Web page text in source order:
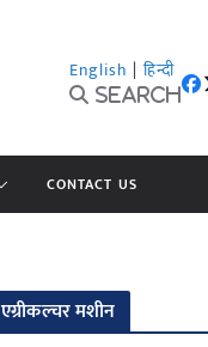
English | हिन्दी
Search
CONTACT US
एग्रीकल्चर मशीन